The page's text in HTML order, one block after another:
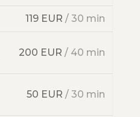
119 EUR / 30 min
200 EUR / 40 min
50 EUR / 30 min